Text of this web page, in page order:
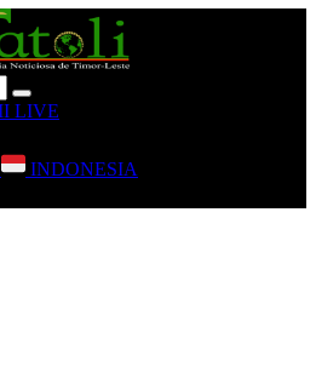
LIVE
INDONESIA